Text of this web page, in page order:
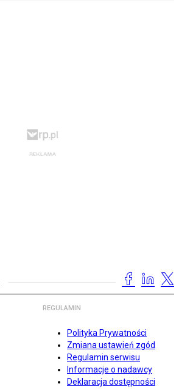
REGULAMIN
Polityka Prywatności
Zmiana ustawień zgód
Regulamin serwisu
Informacje o nadawcy
Deklaracja dostępności